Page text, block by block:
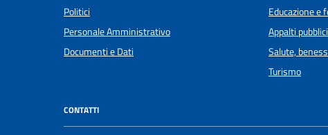
Politici
Personale Amministrativo
Documenti e Dati
Educazione e
Appalti pubblici
Salute,
Turismo
CONTATTI